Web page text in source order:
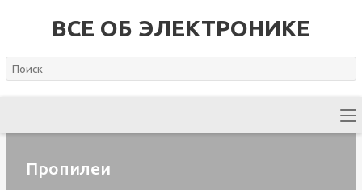
ВСЕ ОБ ЭЛЕКТРОНИКЕ
Пропилеи